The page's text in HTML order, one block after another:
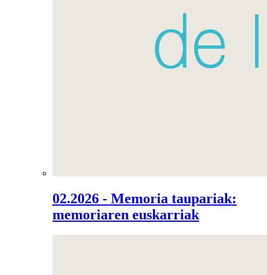
02.2026 - Memoria taupariak:
memoriaren euskarriak